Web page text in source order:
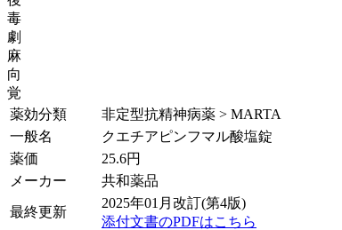
毒
劇
麻
向
覚
薬効分類
非定型抗精神病薬 > MARTA
一般名
クエチアピンフマル酸塩錠
薬価
25.6円
メーカー
共和薬品
最終更新
2025年01月改訂(第4版)
添付文書のPDFはこちら